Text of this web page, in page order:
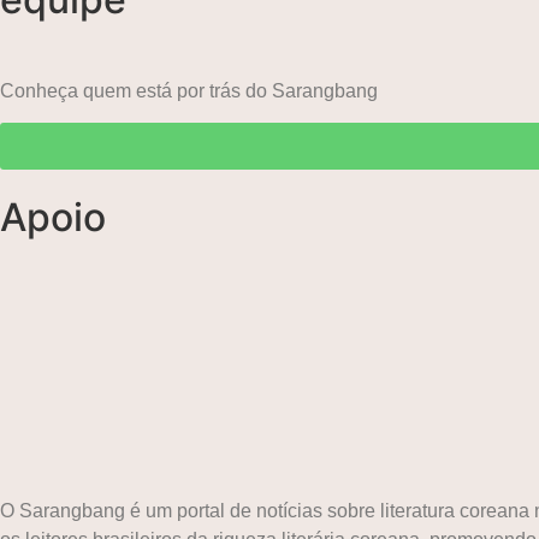
Conheça quem está por trás do Sarangbang
Apoio
O Sarangbang é um portal de notícias sobre literatura